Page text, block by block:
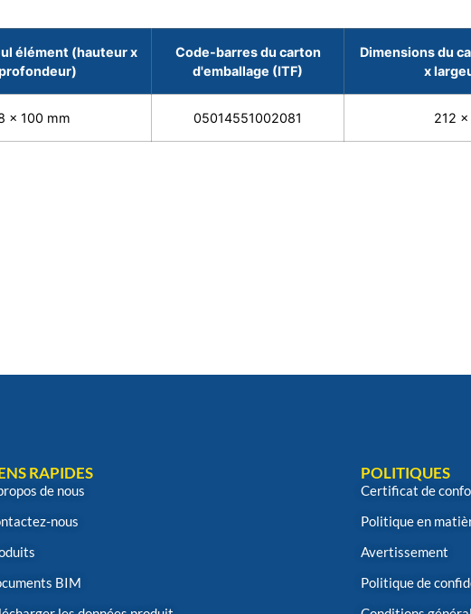
élément (hauteur x
Code-barres du carton
d'emballage (ITF)
Dimensions du
x
x 100 mm 05014551002081 212
RAPIDES
de nous
nous
BIM
POLITIQUES
Certificat de
Politique en
Avertissement
Politique de